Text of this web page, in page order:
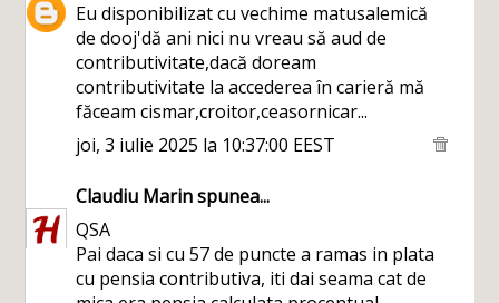
Eu disponibilizat cu vechime matusalemică
de dooj'dă ani nici nu vreau să aud de
contributivitate,dacă doream
contributivitate la accederea în carieră mă
făceam cismar,croitor,ceasornicar...
joi, 3 iulie 2025 la 10:37:00 EEST
Claudiu Marinspunea...
QSA
Pai daca si cu 57 de puncte a ramas in plata
cu pensia contributiva, iti dai seama cat de